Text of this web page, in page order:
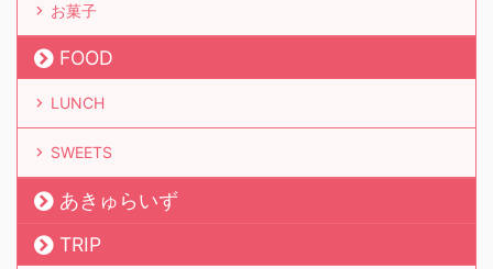
お菓子
FOOD
LUNCH
SWEETS
あきゅらいず
TRIP